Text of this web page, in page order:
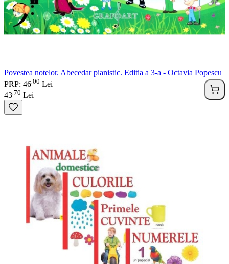
Povestea notelor. Abecedar pianistic. Editia a 3-a - Octavia Popescu
PRP: 46 00 Lei
43 70 Lei